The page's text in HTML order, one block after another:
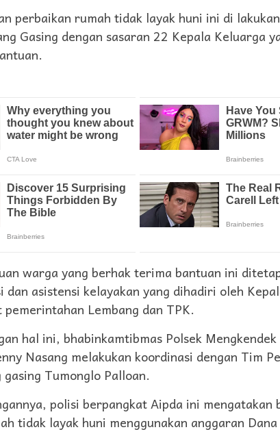
perbaikan rumah tidak layak huni ini di
Gasing dengan sasaran 22 Kepala Keluarga
warga yang berhak terima bantuan ini
asistensi kelayakan yang dihadiri oleh
Lembang dan TPK.
hal ini, bhabinkamtibmas Polsek
Nasang melakukan koordinasi dengan Tim
Tumonglo Palloan.
polisi berpangkat Aipda ini mengatakan
tidak layak huni menggunakan anggaran